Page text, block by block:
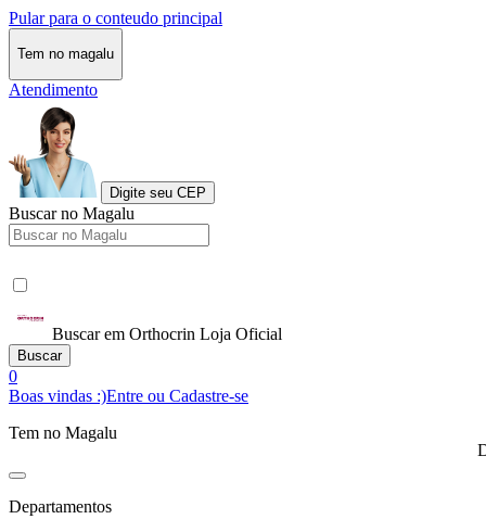
Pular para o conteudo principal
Tem no magalu
Atendimento
Digite seu CEP
Buscar no Magalu
Buscar em Orthocrin Loja Oficial
Buscar
0
Boas vindas :)Entre ou Cadastre-se
Tem no Magalu
Departamentos